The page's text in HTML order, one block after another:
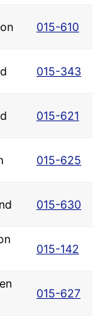
015-610
015-343
015-621
015-625
015-630
015-142
015-627